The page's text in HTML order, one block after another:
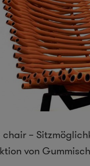
chair –
von